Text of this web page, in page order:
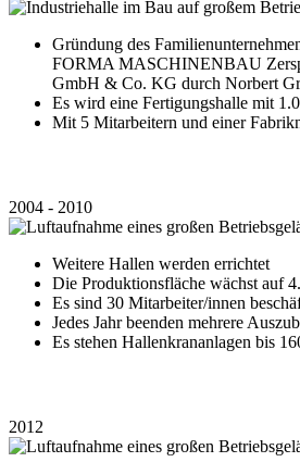
Gründung des
FORMA MASCHINENBAU
GmbH & Co. KG durch Norbert
Es wird eine Fertigungshalle mit
Mit 5 Mitarbeitern und einer
2004 - 2010
Weitere Hallen werden errichtet
Die Produktionsfläche wächst auf
Es sind 30 Mitarbeiter/innen
Jedes Jahr beenden mehrere
Es stehen Hallenkrananlagen bis
2012